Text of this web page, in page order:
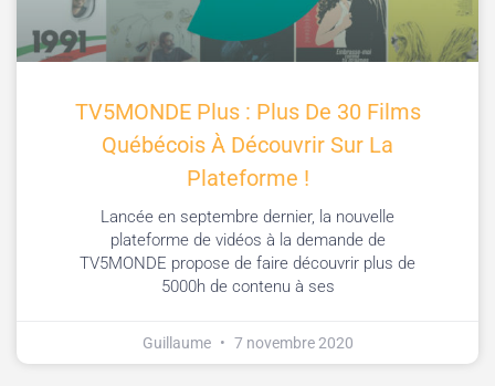
TV5MONDE Plus : Plus De 30 Films
Québécois À Découvrir Sur La
Plateforme !
Lancée en septembre dernier, la nouvelle
plateforme de vidéos à la demande de
TV5MONDE propose de faire découvrir plus de
5000h de contenu à ses
Guillaume 7 novembre 2020